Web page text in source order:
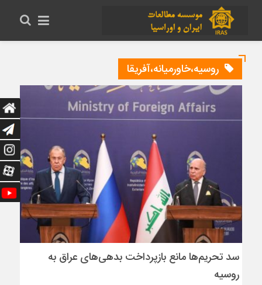
روسیه،خاورمیانه،آفریقا
سد تحریم‌ها مانع بازپرداخت بدهی‌های عراق به
روسیه